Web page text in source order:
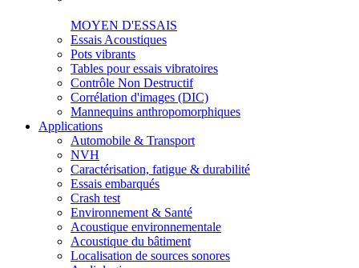
MOYEN D'ESSAIS
Essais Acoustiques
Pots vibrants
Tables pour essais vibratoires
Contrôle Non Destructif
Corrélation d'images (DIC)
Mannequins anthropomorphiques
Applications
Automobile & Transport
NVH
Caractérisation, fatigue & durabilité
Essais embarqués
Crash test
Environnement & Santé
Acoustique environnementale
Acoustique du bâtiment
Localisation de sources sonores